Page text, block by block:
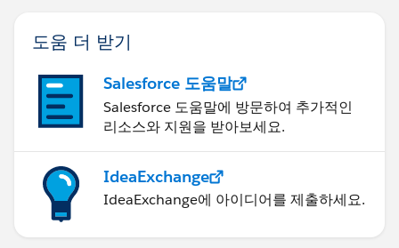
도움 더 받기
Salesforce 도움말
Salesforce 도움말에 방문하여 추가적인
리소스와 지원을 받아보세요.
IdeaExchange
IdeaExchange에 아이디어를 제출하세요.